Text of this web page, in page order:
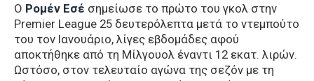
Ο Ρομέν Εσέ σημείωσε το πρώτο του γκολ στην
Premier League 25 δευτερόλεπτα μετά το ντεμπούτο
του τον Ιανουάριο, λίγες εβδομάδες αφού
αποκτήθηκε από τη Μίλγουολ έναντι 12 εκατ. λιρών.
Ωστόσο, στον τελευταίο αγώνα της σεζόν με τη